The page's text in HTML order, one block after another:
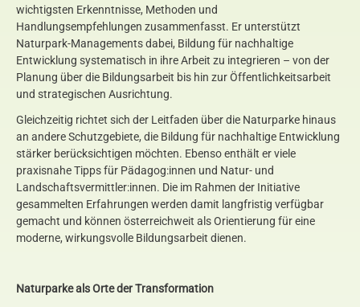
wichtigsten Erkenntnisse, Methoden und
Handlungsempfehlungen zusammenfasst. Er unterstützt
Naturpark-Managements dabei, Bildung für nachhaltige
Entwicklung systematisch in ihre Arbeit zu integrieren – von der
Planung über die Bildungsarbeit bis hin zur Öffentlichkeitsarbeit
und strategischen Ausrichtung.
Gleichzeitig richtet sich der Leitfaden über die Naturparke hinaus
an andere Schutzgebiete, die Bildung für nachhaltige Entwicklung
stärker berücksichtigen möchten. Ebenso enthält er viele
praxisnahe Tipps für Pädagog:innen und Natur- und
Landschaftsvermittler:innen. Die im Rahmen der Initiative
gesammelten Erfahrungen werden damit langfristig verfügbar
gemacht und können österreichweit als Orientierung für eine
moderne, wirkungsvolle Bildungsarbeit dienen.
Naturparke als Orte der Transformation